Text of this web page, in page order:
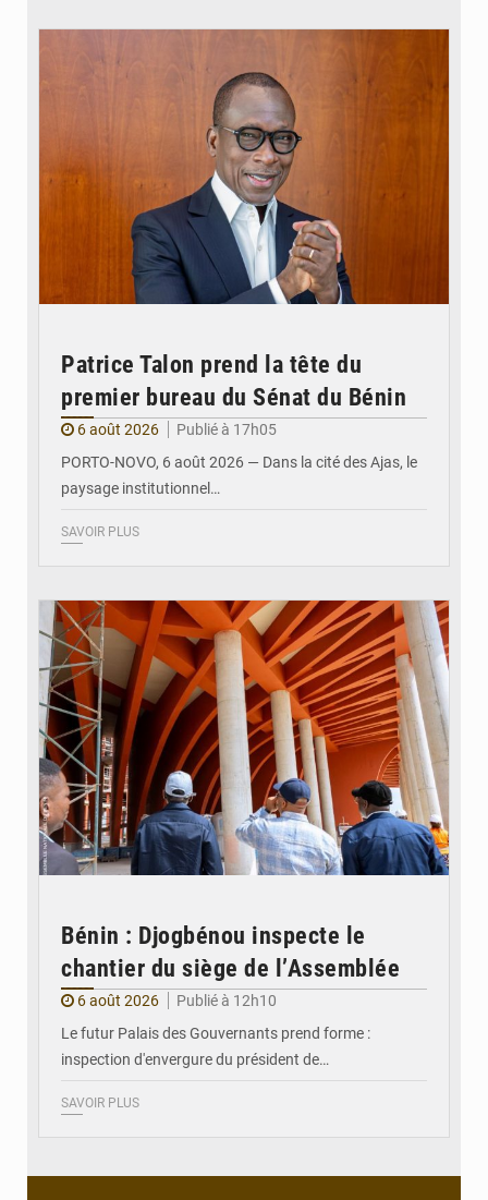
Patrice Talon prend la tête du
premier bureau du Sénat du Bénin
6 août 2026
Publié à 17h05
PORTO-NOVO, 6 août 2026 — Dans la cité des Ajas, le
paysage institutionnel…
SAVOIR PLUS
Bénin : Djogbénou inspecte le
chantier du siège de l’Assemblée
6 août 2026
Publié à 12h10
Le futur Palais des Gouvernants prend forme :
inspection d'envergure du président de…
SAVOIR PLUS